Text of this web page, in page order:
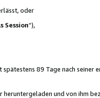
oder
Session“),
89 Tage nach seiner
und von ihm